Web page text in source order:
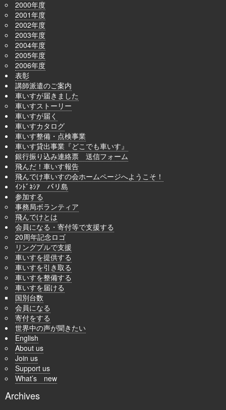
2000年度
2001年度
2002年度
2003年度
2004年度
2005年度
2006年度
表彰
講師派遣のご案内
車いすが届きました
車いすストーリー
車いすが届く
車いすカタログ
車いす整備・点検事業
車いす貸出事業『どこでも車いす』
銀行振り込み連絡票 送信フォーム
飛んだ！車いす報告
飛んでけ車いすの会ホームページへようこそ！
ｲﾝﾄﾞﾈｼｱ バリ島
参加する
事務局ボランティア
飛んでけとは
会員になる・寄付等で支援する
20周年記念ロゴ
リングプルで支援
車いすを提供する
車いすを引き取る
車いすを整備する
車いすを届ける
国別台数
会員になる
寄付をする
世界中の声が聞きたい
English
About us
Join us
Support us
What’s new
Archives